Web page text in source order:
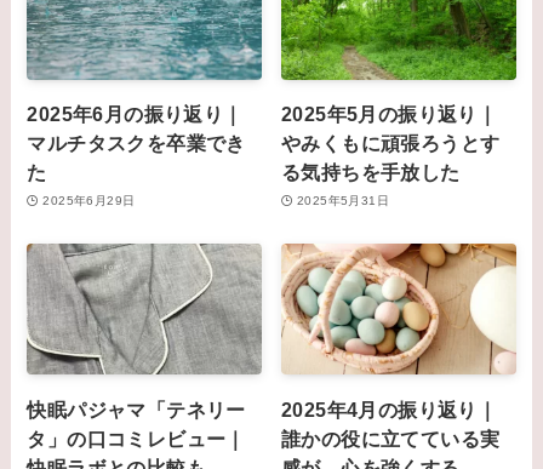
2025年6月の振り返り｜
マルチタスクを卒業でき
た
2025年6月29日
2025年5月の振り返り｜
やみくもに頑張ろうとす
る気持ちを手放した
2025年5月31日
快眠パジャマ「テネリー
タ」の口コミレビュー｜
2025年4月の振り返り｜
誰かの役に立てている実